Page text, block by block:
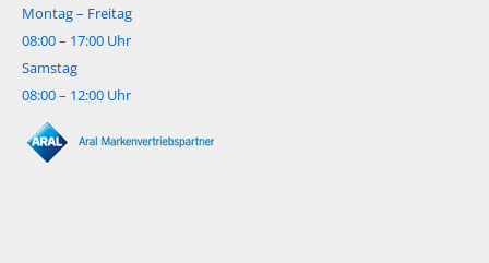
Montag – Freitag
08:00 – 17:00 Uhr
Samstag
08:00 – 12:00 Uhr